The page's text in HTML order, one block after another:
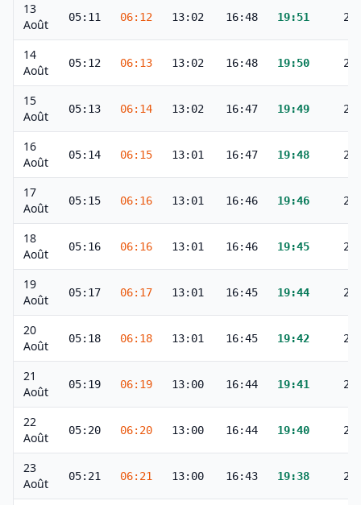
13
Août
05:11 06:12 13:02 16:48 19:51
14
Août
05:12 06:13 13:02 16:48 19:50
15
Août
05:13 06:14 13:02 16:47 19:49
16
Août
05:14 06:15 13:01 16:47 19:48
17
Août
05:15 06:16 13:01 16:46 19:46
18
Août
05:16 06:16 13:01 16:46 19:45
19
Août
05:17 06:17 13:01 16:45 19:44
20
Août
05:18 06:18 13:01 16:45 19:42
21
Août
05:19 06:19 13:00 16:44 19:41
22
Août
05:20 06:20 13:00 16:44 19:40
23
Août
05:21 06:21 13:00 16:43 19:38